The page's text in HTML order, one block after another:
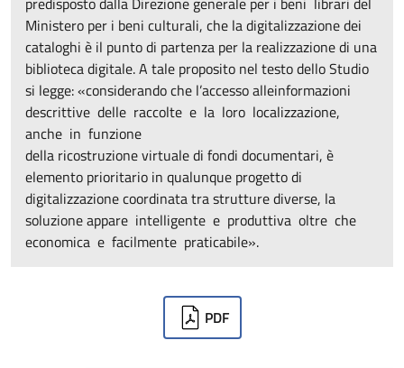
Ministero per i beni culturali, che la digitalizzazione dei
cataloghi è il punto di partenza per la realizzazione di una
biblioteca digitale. A tale proposito nel testo dello Studio
si legge: «considerando che l’accesso alleinformazioni
descrittive delle raccolte e la loro localizzazione,
anche in funzione
della ricostruzione virtuale di fondi documentari, è
elemento prioritario in qualunque progetto di
digitalizzazione coordinata tra strutture diverse, la
soluzione appare intelligente e produttiva oltre che
economica e facilmente praticabile».
PDF